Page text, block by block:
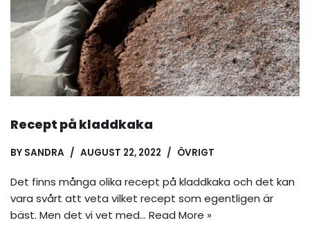
Recept på kladdkaka
BY SANDRA AUGUST 22, 2022 ÖVRIGT
Det finns många olika recept på kladdkaka och det kan
vara svårt att veta vilket recept som egentligen är
bäst. Men det vi vet med… Read More »